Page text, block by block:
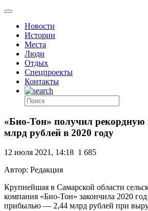
Новости
Истории
Места
Люди
Отдых
Спецпроекты
Контакты
«Био-Тон» получил
млрд рублей в 2020 году
12 июля 2021, 14:18 1 685
Автор: Редакция
Крупнейшая в Самарской области
компания «Био-Тон» закончила 2020
прибылью — 2,44 млрд рублей при